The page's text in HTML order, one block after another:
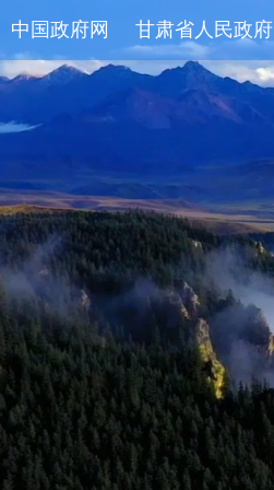
中国政府网 甘肃省人民政府